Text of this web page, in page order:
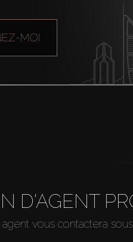
MOI
D'AGENT
vous contactera